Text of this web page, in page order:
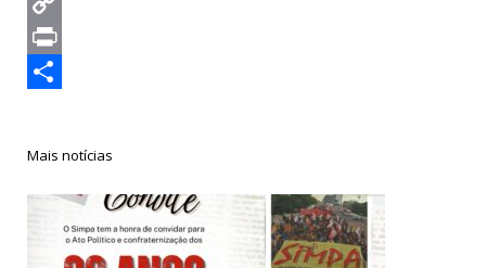
Copy
Link
Print
Mais notícias